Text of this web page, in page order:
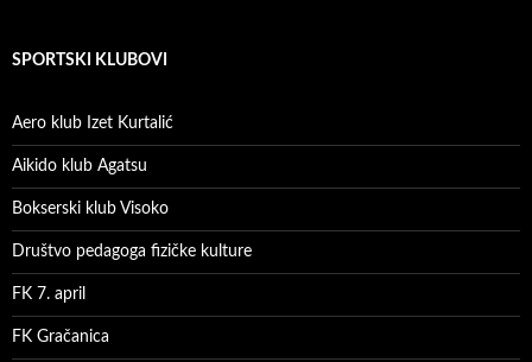
SPORTSKI KLUBOVI
Aero klub Izet Kurtalić
Aikido klub Agatsu
Bokserski klub Visoko
Društvo pedagoga fizičke kulture
FK 7. april
FK Gračanica